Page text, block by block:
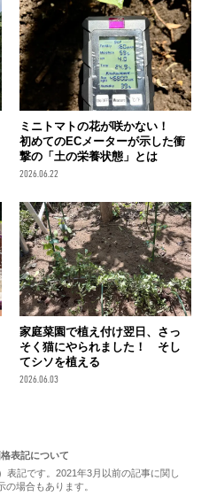
ミニトマトの花が咲かない！
初めてのECメーターが示した衝
撃の「土の栄養状態」とは
2026.06.22
家庭菜園で植え付け翌日、さっ
そく猫にやられました！ そし
てシソを植える
2026.06.03
表記について
表記です。2021年3月以前の記事に関し
の場合もあります。